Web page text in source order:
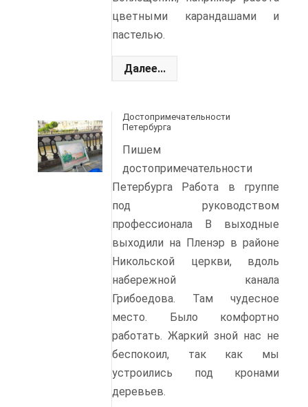
цветными карандашами и
пастелью.
Далее...
Достопримечательности
Петербурга
Пишем
достопримечательности
Петербурга Работа в группе
под руководством
профессионала В выходные
выходили на Пленэр в районе
Никольской церкви, вдоль
набережной канала
Грибоедова. Там чудесное
место. Было комфортно
работать. Жаркий зной нас не
беспокоил, так как мы
устроились под кронами
деревьев.